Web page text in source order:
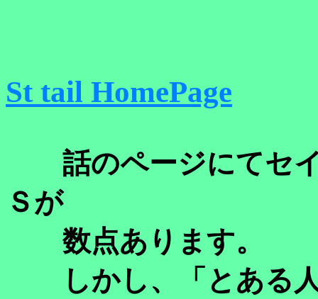
St tail HomePage
話のページにてセイ
Ｓが
数点あります。
しかし、「とある人